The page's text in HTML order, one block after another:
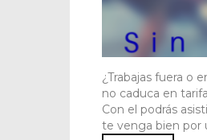
¿Trabajas fuera o
no caduca en
Con el podrás
te venga bien por